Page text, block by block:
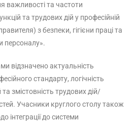
важливості та частоти
та трудових дій у професійній
з безпеки, гігієни праці та
персоналу».
відзначено актуальність
стандарту, логічність
змістовність трудових дій/
Учасники круглого столу також
інтеграції до системи